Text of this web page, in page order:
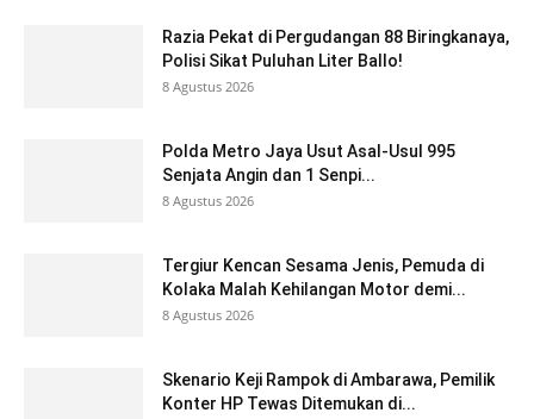
Razia Pekat di Pergudangan 88 Biringkanaya,
Polisi Sikat Puluhan Liter Ballo!
8 Agustus 2026
Polda Metro Jaya Usut Asal-Usul 995
Senjata Angin dan 1 Senpi...
8 Agustus 2026
Tergiur Kencan Sesama Jenis, Pemuda di
Kolaka Malah Kehilangan Motor demi...
8 Agustus 2026
Skenario Keji Rampok di Ambarawa, Pemilik
Konter HP Tewas Ditemukan di...